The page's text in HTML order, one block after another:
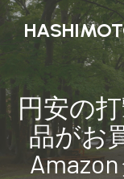
円安の
品がお